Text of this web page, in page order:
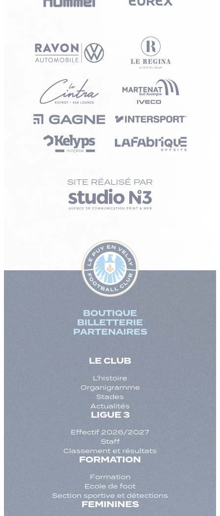
SITE RÉALISÉ PAR
BOUTIQUE
BILLETTERIE
PARTENAIRES
LE CLUB
L’histoire
Organigramme
Stades
Actualités
LIGUE 3
Effectif 2026/2027
Staff
Classement et résultats
FORMATION
Formation
Ecole de foot
Section sportive et détections
FEMININES